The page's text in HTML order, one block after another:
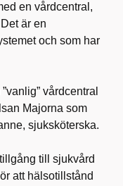
en vårdcentral,
är en
och som har
vårdcentral
Majorna som
sjuksköterska.
till sjukvård
att hälsotillstånd